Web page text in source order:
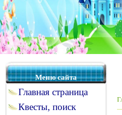
Меню сайта
Главная страница
Квесты, поиск